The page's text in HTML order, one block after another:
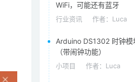
WiFi，可能还有蓝牙
行业资讯 作者： Luca
Arduino DS1302 时钟模
（带闹钟功能）
小项目 作者： Luca